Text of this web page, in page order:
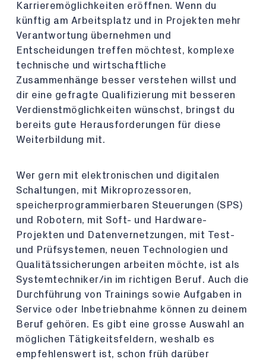
Karrieremöglichkeiten eröffnen. Wenn du
künftig am Arbeitsplatz und in Projekten mehr
Verantwortung übernehmen und
Entscheidungen treffen möchtest, komplexe
technische und wirtschaftliche
Zusammenhänge besser verstehen willst und
dir eine gefragte Qualifizierung mit besseren
Verdienstmöglichkeiten wünschst, bringst du
bereits gute Herausforderungen für diese
Weiterbildung mit.
Wer gern mit elektronischen und digitalen
Schaltungen, mit Mikroprozessoren,
speicherprogrammierbaren Steuerungen (SPS)
und Robotern, mit Soft- und Hardware-
Projekten und Datenvernetzungen, mit Test-
und Prüfsystemen, neuen Technologien und
Qualitätssicherungen arbeiten möchte, ist als
Systemtechniker/in im richtigen Beruf. Auch die
Durchführung von Trainings sowie Aufgaben in
Service oder Inbetriebnahme können zu deinem
Beruf gehören. Es gibt eine grosse Auswahl an
möglichen Tätigkeitsfeldern, weshalb es
empfehlenswert ist, schon früh darüber